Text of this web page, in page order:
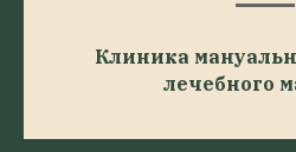
Клиника
лечебного